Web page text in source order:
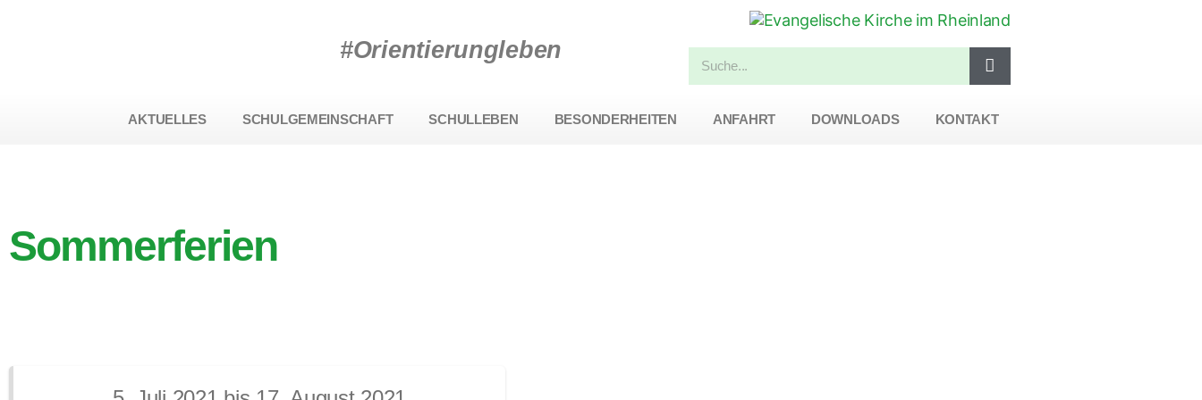
#Orientierungleben
AKTUELLES SCHULGEMEINSCHAFT SCHULLEBEN BESONDERHEITEN ANFAHRT DOWNLOADS KONTAKT
Sommerferien